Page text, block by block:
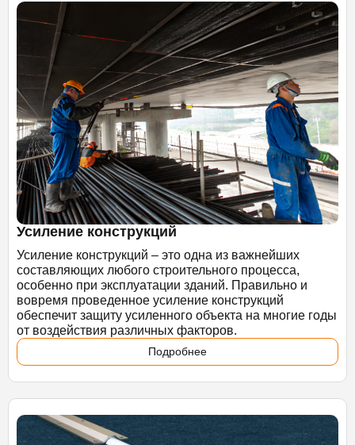
Усиление конструкций
Усиление конструкций – это одна из важнейших
составляющих любого строительного процесса,
особенно при эксплуатации зданий. Правильно и
вовремя проведенное усиление конструкций
обеспечит защиту усиленного объекта на многие годы
от воздействия различных факторов.
Подробнее